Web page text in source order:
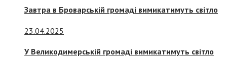
Завтра в Броварській громаді вимикатимуть світло
23.04.2025
У Великодимерській громаді вимикатимуть світло